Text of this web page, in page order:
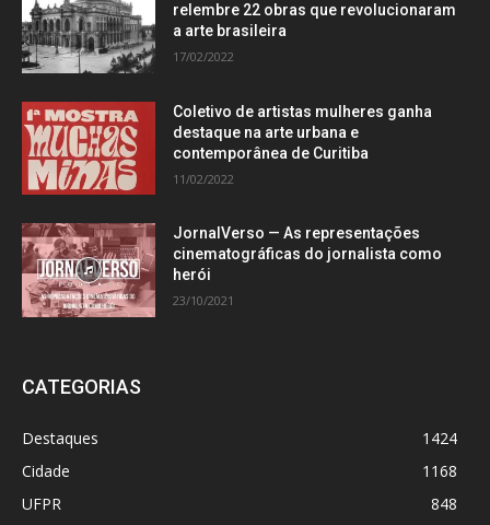
relembre 22 obras que revolucionaram
a arte brasileira
17/02/2022
Coletivo de artistas mulheres ganha
destaque na arte urbana e
contemporânea de Curitiba
11/02/2022
JornalVerso — As representações
cinematográficas do jornalista como
herói
23/10/2021
CATEGORIAS
Destaques
1424
Cidade
1168
UFPR
848